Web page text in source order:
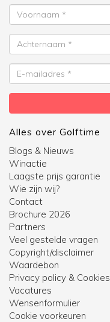
Voornaam
Achternaam
E-
mailadres
Alles over Golftime
Blogs & Nieuws
Winactie
Laagste prijs garantie
Wie zijn wij?
Contact
Brochure 2026
Partners
Veel gestelde vragen
Copyright/disclaimer
Waardebon
Privacy policy & Cookies
Vacatures
Wensenformulier
Cookie voorkeuren